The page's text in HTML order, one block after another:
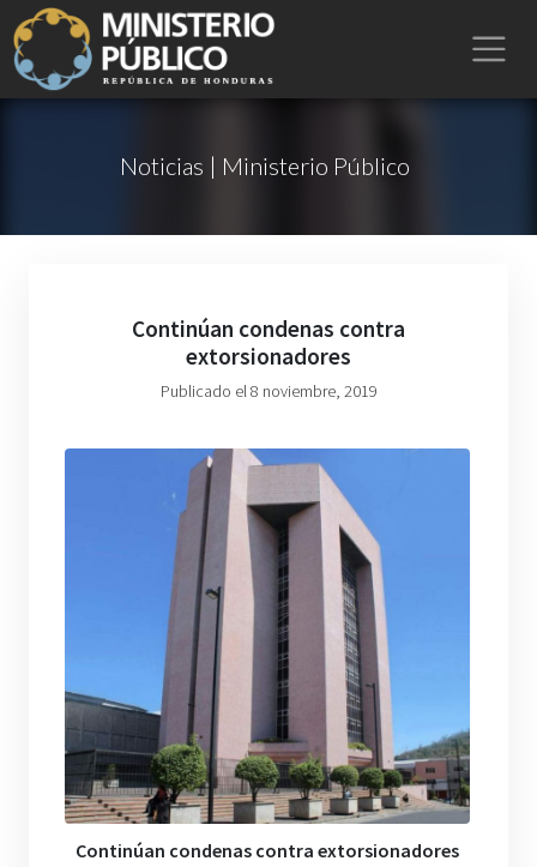
Noticias | Ministerio Público
Continúan condenas contra
extorsionadores
Publicado el 8 noviembre, 2019
Continúan condenas contra extorsionadores